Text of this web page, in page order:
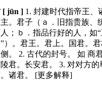
[ jūn ] 1. 封建时代指帝王、
。君子（ａ．旧指贵族、
；ｂ．指品行好的人，如
）。君王。君上。国君。君
。
2. 古代的封号。 如 商
君。长安君。
3. 对对方的
诸君。
[更多解释]